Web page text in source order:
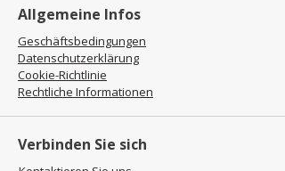
Allgemeine Infos
Geschäftsbedingungen
Datenschutzerklärung
Cookie-Richtlinie
Rechtliche Informationen
Verbinden Sie sich